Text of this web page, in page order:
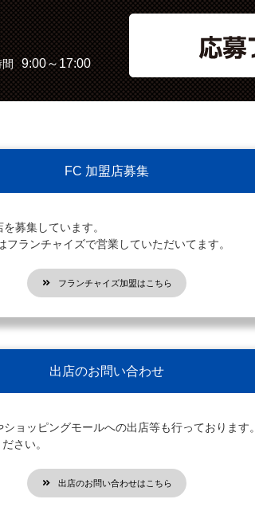
9:00～17:00
FC 加盟店募集
募集しています。
ランチャイズで営業していただいてます。
フランチャイズ加盟はこちら
出店のお問い合わせ
ョッピングモールへの出店等も行っております。
さい。
出店のお問い合わせはこちら